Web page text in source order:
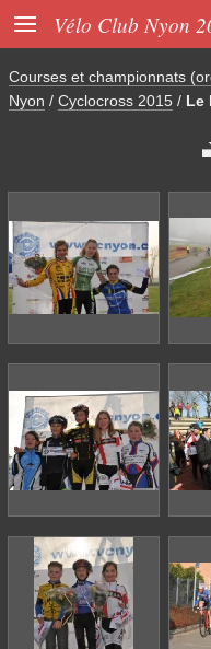
 Vélo Club Nyon
Courses et championnats
Nyon / Cyclocross 2015 / Le